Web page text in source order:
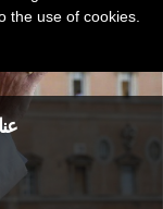
the use of cookies.